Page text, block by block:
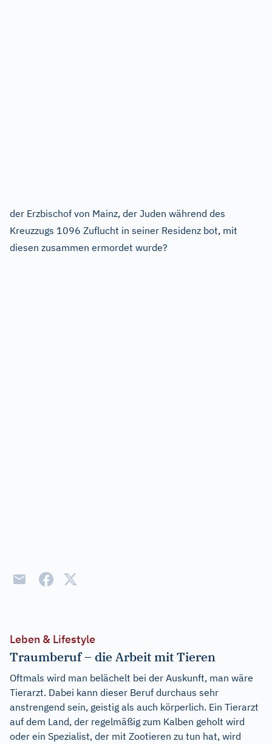
der Erzbischof von Mainz, der Juden während des
Kreuzzugs 1096 Zuflucht in seiner Residenz bot, mit
diesen zusammen ermordet wurde?
Leben & Lifestyle
Traumberuf – die Arbeit mit Tieren
Oftmals wird man belächelt bei der Auskunft, man wäre
Tierarzt. Dabei kann dieser Beruf durchaus sehr
anstrengend sein, geistig als auch körperlich. Ein Tierarzt
auf dem Land, der regelmäßig zum Kalben geholt wird
oder ein Spezialist, der mit Zootieren zu tun hat, wird